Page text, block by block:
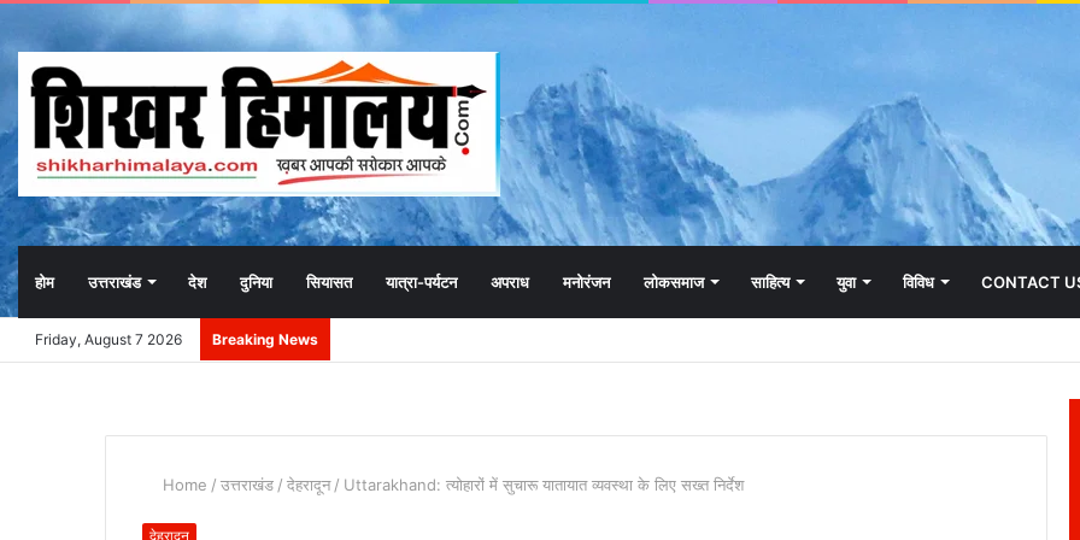
होम उत्तराखंड देश दुनिया सियासत यात्रा-पर्यटन अपराध मनोरंजन लोकसमाज साहित्य युवा विविध CONTACT
Friday, August 7 2026 Breaking News
Home / उत्तराखंड / देहरादून / Uttarakhand: त्योहारों में सुचारू यातायात व्यवस्था के लिए सख्त निर्देश
देहरादून